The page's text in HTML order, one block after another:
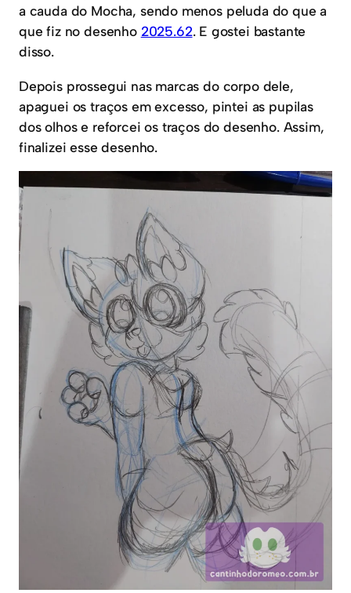
a cauda do Mocha, sendo menos peluda do que a
que fiz no desenho 2025.62. E gostei bastante
disso.
Depois prossegui nas marcas do corpo dele,
apaguei os traços em excesso, pintei as pupilas
dos olhos e reforcei os traços do desenho. Assim,
finalizei esse desenho.